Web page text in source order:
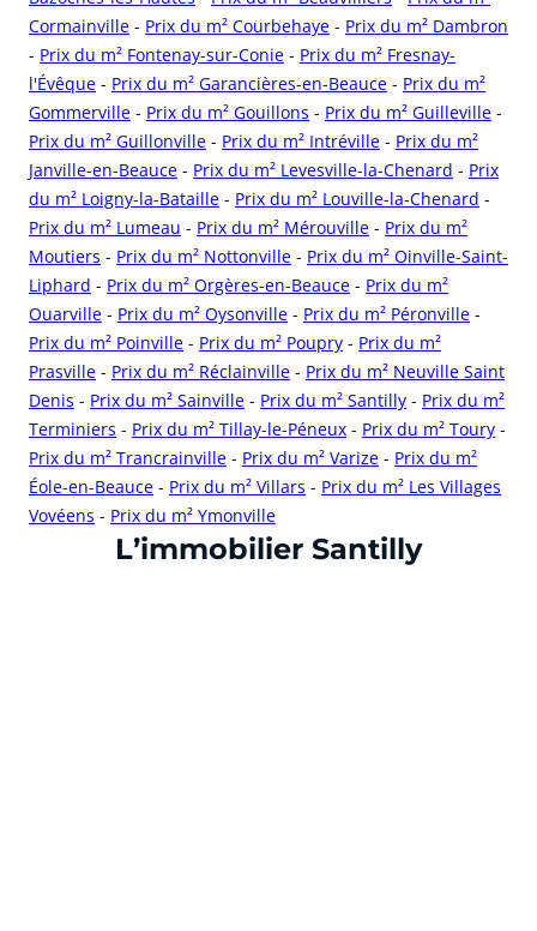
Cormainville - Prix du m² Courbehaye - Prix du m² Dambron
- Prix du m² Fontenay-sur-Conie - Prix du m² Fresnay-
l'Évêque - Prix du m² Garancières-en-Beauce - Prix du m²
Gommerville - Prix du m² Gouillons - Prix du m² Guilleville -
Prix du m² Guillonville - Prix du m² Intréville - Prix du m²
Janville-en-Beauce - Prix du m² Levesville-la-Chenard - Prix
du m² Loigny-la-Bataille - Prix du m² Louville-la-Chenard -
Prix du m² Lumeau - Prix du m² Mérouville - Prix du m²
Moutiers - Prix du m² Nottonville - Prix du m² Oinville-Saint-
Liphard - Prix du m² Orgères-en-Beauce - Prix du m²
Ouarville - Prix du m² Oysonville - Prix du m² Péronville -
Prix du m² Poinville - Prix du m² Poupry - Prix du m²
Prasville - Prix du m² Réclainville - Prix du m² Neuville Saint
Denis - Prix du m² Sainville - Prix du m² Santilly - Prix du m²
Terminiers - Prix du m² Tillay-le-Péneux - Prix du m² Toury -
Prix du m² Trancrainville - Prix du m² Varize - Prix du m²
Éole-en-Beauce - Prix du m² Villars - Prix du m² Les Villages
Vovéens - Prix du m² Ymonville
cliquer pour afficher plus du text
L’immobilier Santilly